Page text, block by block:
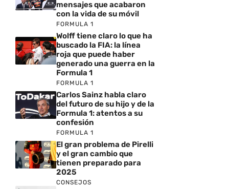
mensajes que acabaron
con la vida de su móvil
FORMULA 1
Wolff tiene claro lo que ha
buscado la FIA: la línea
roja que puede haber
generado una guerra en la
Formula 1
FORMULA 1
Carlos Sainz habla claro
del futuro de su hijo y de la
Formula 1: atentos a su
confesión
FORMULA 1
El gran problema de Pirelli
y el gran cambio que
tienen preparado para
2025
CONSEJOS